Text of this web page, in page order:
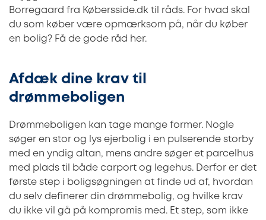
Borregaard fra Købersside.dk til råds. For hvad skal
du som køber være opmærksom på, når du køber
en bolig? Få de gode råd her.
Afdæk dine krav til
drømmeboligen
Drømmeboligen kan tage mange former. Nogle
søger en stor og lys ejerbolig i en pulserende storby
med en yndig altan, mens andre søger et parcelhus
med plads til både carport og legehus. Derfor er det
første step i boligsøgningen at finde ud af, hvordan
du selv definerer din drømmebolig, og hvilke krav
du ikke vil gå på kompromis med. Et step, som ikke